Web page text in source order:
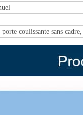
coulissante sans